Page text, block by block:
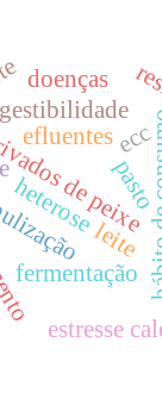
de peixe
estresse
fermentação
efluentes
pasto
doenças
leite
ecc
heterose